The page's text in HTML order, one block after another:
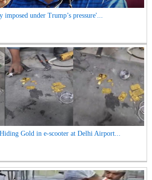
under Trump’s pressure'...
Gold in e-scooter at Delhi Airport...